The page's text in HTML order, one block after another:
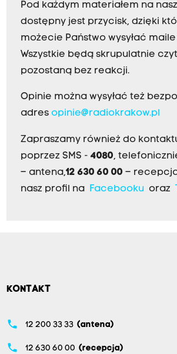
Pod każdym materiałem na
dostępny jest przycisk, dzięki
możecie Państwo wysyłać
Wszystkie będą skrupulatnie
pozostaną bez reakcji.
Opinie można wysyłać też
adres opinie@radiokrakow.pl
Zapraszamy również do
poprzez SMS - 4080,
– antena,12 630 60 00 –
nasz profil na
Facebookuoraz
KONTAKT
phone 12 200 33 33 (antena)
phone 12 630 60 00 (recepcja)